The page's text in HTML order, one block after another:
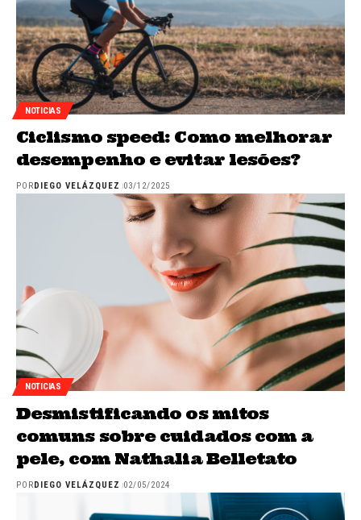
NOTICIAS
Ciclismo speed: Como melhorar
desempenho e evitar lesões?
POR DIEGO VELÁZQUEZ 03/12/2025
NOTICIAS
Desmistificando os mitos
comuns sobre cuidados com a
pele, com Nathalia Belletato
PORDIEGO VELÁZQUEZ 02/05/2024